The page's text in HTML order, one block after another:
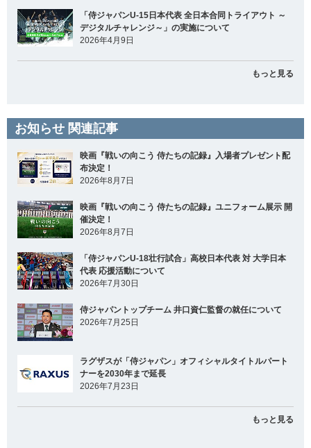
「侍ジャパンU-15日本代表 全日本合同トライアウト ～
デジタルチャレンジ～」の実施について
2026年4月9日
もっと見る
お知らせ 関連記事
映画『戦いの向こう 侍たちの記録』入場者プレゼント配
布決定！
2026年8月7日
映画『戦いの向こう 侍たちの記録』ユニフォーム展示 開
催決定！
2026年8月7日
「侍ジャパンU-18壮行試合」高校日本代表 対 大学日本
代表 応援活動について
2026年7月30日
侍ジャパントップチーム 井口資仁監督の就任について
2026年7月25日
ラグザスが「侍ジャパン」オフィシャルタイトルパート
ナーを2030年まで延長
2026年7月23日
もっと見る